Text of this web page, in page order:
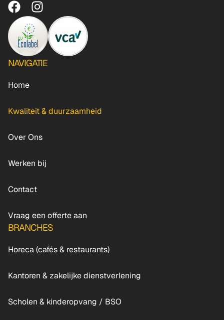
NAVIGATIE
Home
Kwaliteit & duurzaamheid
Over Ons
Werken bij
Contact
Vraag een offerte aan
BRANCHES
Horeca (cafés & restaurants)
Kantoren & zakelijke dienstverlening
Scholen & kinderopvang / BSO